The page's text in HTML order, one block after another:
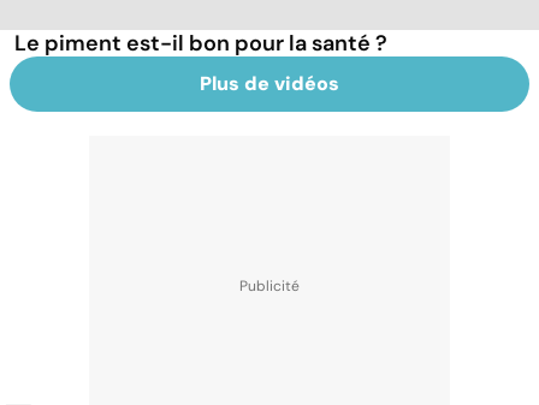
Le piment est-il bon pour la santé ?
Plus de vidéos